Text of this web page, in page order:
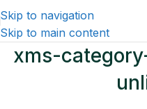
Skip to navigation
Skip to main content
xms-